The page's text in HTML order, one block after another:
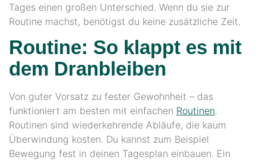
Tages einen großen Unterschied. Wenn du sie zur
Routine machst, benötigst du keine zusätzliche Zeit.
Routine: So klappt es mit
dem Dranbleiben
Von guter Vorsatz zu fester Gewohnheit – das
funktioniert am besten mit einfachen Routinen.
Routinen sind wiederkehrende Abläufe, die kaum
Überwindung kosten. Du kannst zum Beispiel
Bewegung fest in deinen Tagesplan einbauen. Ein